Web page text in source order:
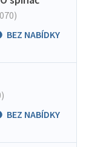
BEZ NABÍDKY
BEZ NABÍDKY